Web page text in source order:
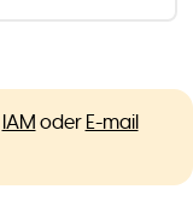
IAM oder E-mail